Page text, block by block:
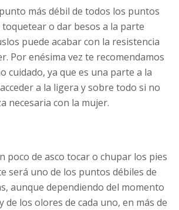
más débil de todos los puntos
toquetear o dar besos a la parte
puede acabar con la resistencia
Por enésima vez te recomendamos
cuidado, ya que es una parte a la
a la ligera y sobre todo si no
necesaria con la mujer.
poco de asco tocar o chupar los pies
será uno de los puntos débiles de
aunque dependiendo del momento
de los olores de cada uno, en más de